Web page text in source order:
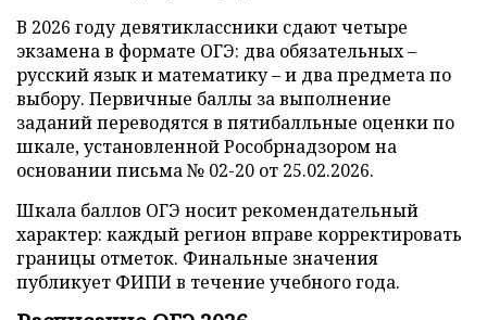
В 2026 году девятиклассники сдают четыре
экзамена в формате ОГЭ: два обязательных –
русский язык и математику – и два предмета по
выбору. Первичные баллы за выполнение
заданий переводятся в пятибалльные оценки по
шкале, установленной Рособрнадзором на
основании письма № 02-20 от 25.02.2026.
Шкала баллов ОГЭ носит рекомендательный
характер: каждый регион вправе корректировать
границы отметок. Финальные значения
публикует ФИПИ в течение учебного года.